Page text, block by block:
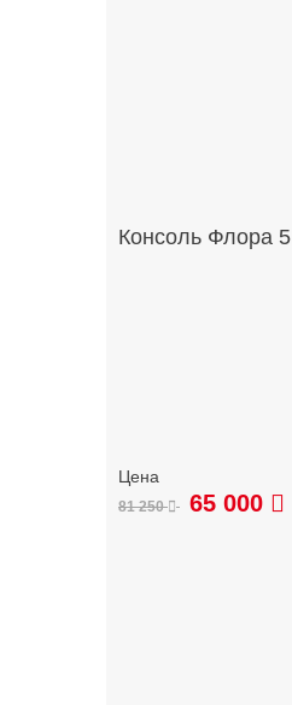
Консоль Флора 5
81 250 65 000